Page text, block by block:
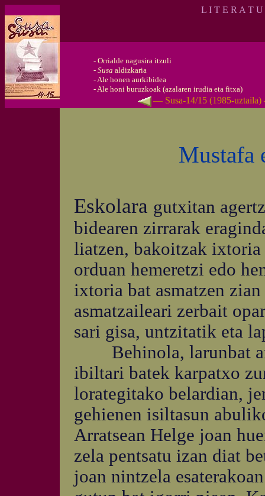
L I T E R A T
- Orrialde nagusira itzuli
- Susa aldizkaria
-Ale honen aurkibidea
-Ale honi buruzkoak (azalaren irudia eta fitxa)
— Susa-14/15 (1985-
Mustafa
Eskolara gutxitan
bidearen zirrarak
liatzen, bakoitzak ixtoria
orduan hemeretzi edo
ixtoria bat asmatzen
asmatzaileari zerbait
sari gisa, untzitatik eta
Behinola, larunbat
ibiltari batek karpatxo
lorategitako belardian,
gehienen isiltasun
Arratsean Helge joan
zela pentsatu izan diat
joan nintzela